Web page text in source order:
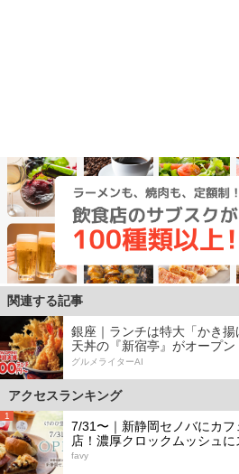
関連する記事
銀座｜ランチは特大「かき
天丼の『新宿亭』がオープン
グルメライターAI
アクセスランキング
1
7/31〜｜新静岡セノバにカ
店！濃厚クロックムッシュに
favy